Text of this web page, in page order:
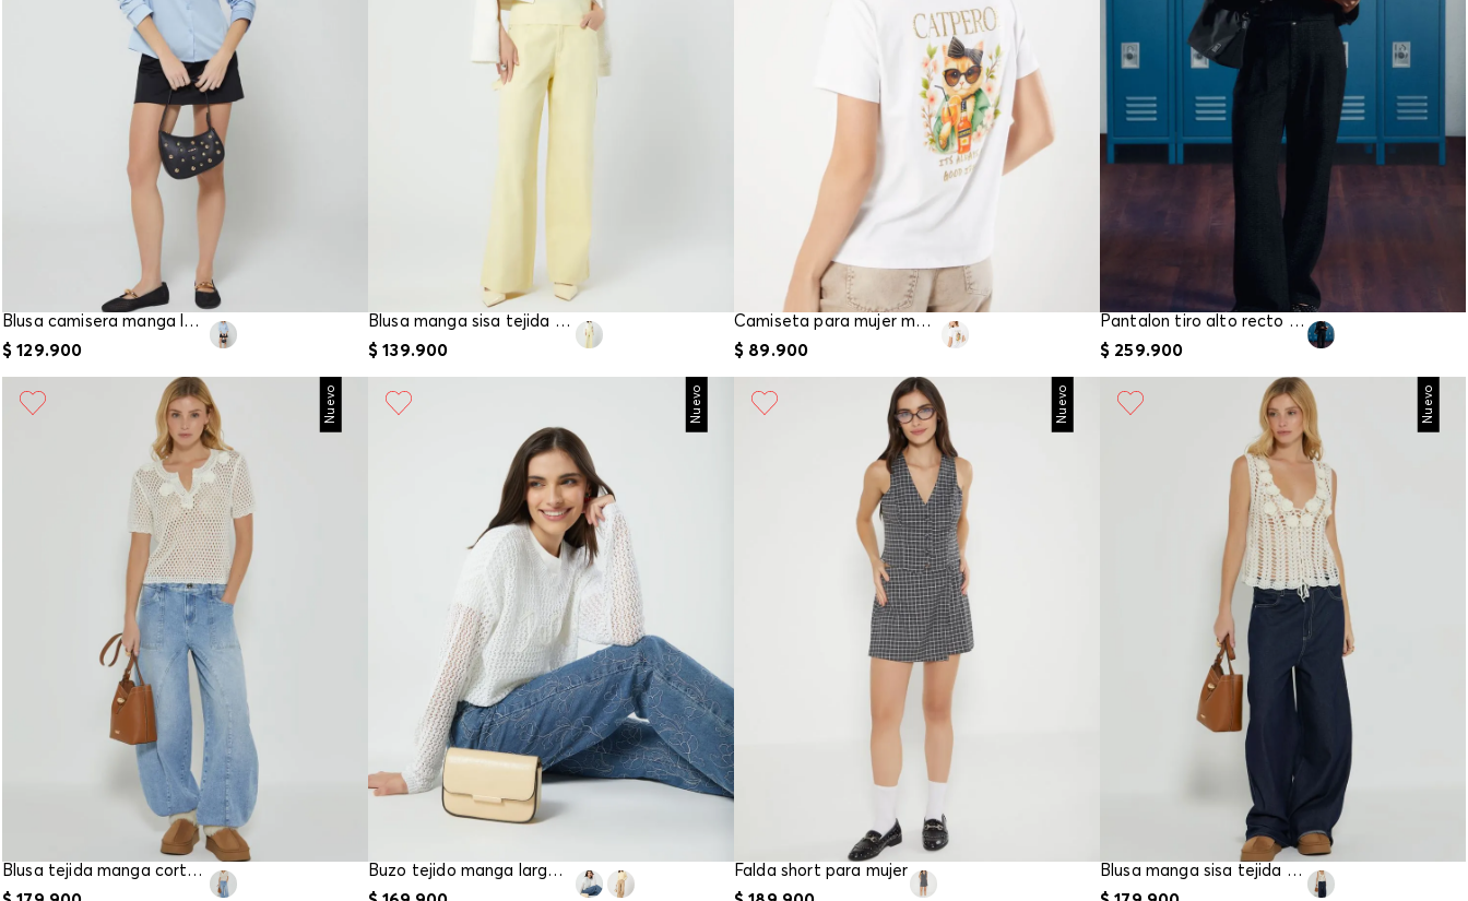
Blusa camisera manga larga para mujer
$ 129.900
Blusa manga sisa tejida para mujer
$ 139.900
Camiseta para mujer manga corta
$ 89.900
Pantalon tiro alto recto para mujer
$ 259.900
Nuevo
Blusa tejida manga corta para mujer
Nuevo
Buzo tejido manga larga para mujer
Nuevo
Falda short para mujer
Nuevo
Blusa manga sisa tejida para mujer